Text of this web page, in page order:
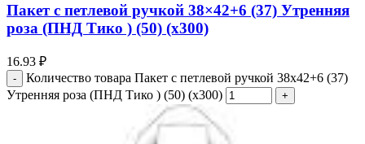
Пакет с петлевой ручкой 38×42+6 (37) Утренняя
роза (ПНД Тико ) (50) (х300)
16.93 ₽
Количество товара Пакет с петлевой ручкой 38x42+6 (37)
Утренняя роза (ПНД Тико ) (50) (х300)